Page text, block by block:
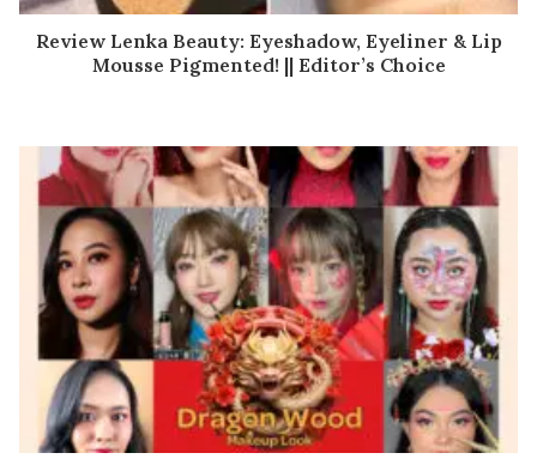
Review Lenka Beauty: Eyeshadow, Eyeliner & Lip
Mousse Pigmented! || Editor’s Choice